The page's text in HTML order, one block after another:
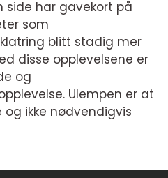
side har gavekort på
som
blitt stadig mer
disse opplevelsene er
og
Ulempen er at
ikke nødvendigvis